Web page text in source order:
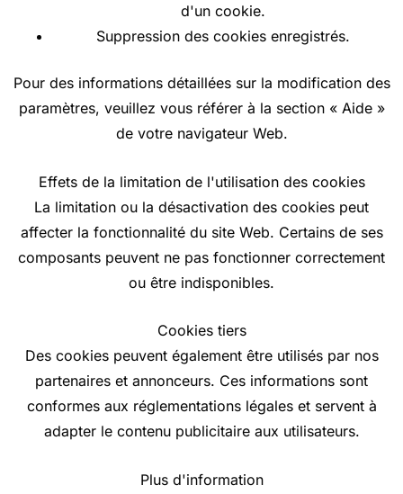
d'un cookie.
Suppression des cookies enregistrés.
Pour des informations détaillées sur la modification des
paramètres, veuillez vous référer à la section « Aide »
de votre navigateur Web.
Effets de la limitation de l'utilisation des cookies
La limitation ou la désactivation des cookies peut
affecter la fonctionnalité du site Web. Certains de ses
composants peuvent ne pas fonctionner correctement
ou être indisponibles.
Cookies tiers
Des cookies peuvent également être utilisés par nos
partenaires et annonceurs. Ces informations sont
conformes aux réglementations légales et servent à
adapter le contenu publicitaire aux utilisateurs.
Plus d'information